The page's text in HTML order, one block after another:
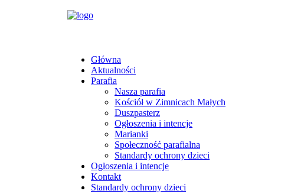
Główna
Aktualności
Parafia
Nasza parafia
Kościół w Zimnicach Małych
Duszpasterz
Ogłoszenia i intencje
Marianki
Społeczność parafialna
Standardy ochrony dzieci
Ogłoszenia i intencje
Kontakt
Standardy ochrony dzieci